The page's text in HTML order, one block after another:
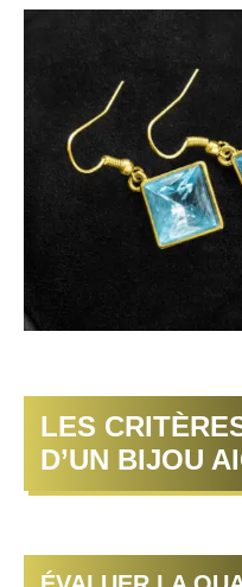
LES
D’UN BIJOU